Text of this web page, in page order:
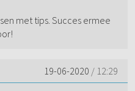
met tips. Succes ermee
19-06-2020 / 12:29